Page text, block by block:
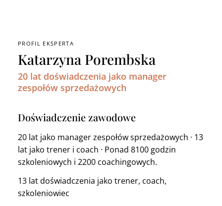
PROFIL EKSPERTA
Katarzyna Porembska
20 lat doświadczenia jako manager
zespołów sprzedażowych
Doświadczenie zawodowe
20 lat jako manager zespołów sprzedażowych · 13
lat jako trener i coach · Ponad 8100 godzin
szkoleniowych i 2200 coachingowych.
13 lat doświadczenia jako trener, coach,
szkoleniowiec